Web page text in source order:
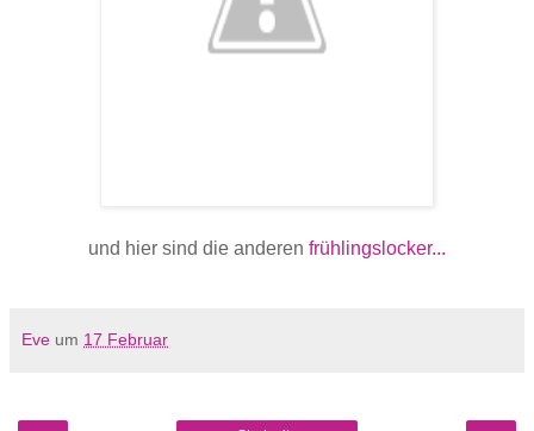
und hier sind die anderen frühlingslocker...
Eve um 17 Februar